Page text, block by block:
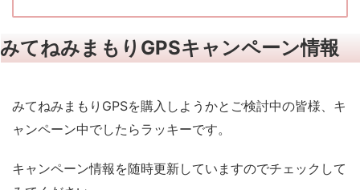
みてねみまもりGPSキャンペーン情報
みてねみまもりGPSを購入しようかとご検討中の皆様、キ
ャンペーン中でしたらラッキーです。
キャンペーン情報を随時更新していますのでチェックして